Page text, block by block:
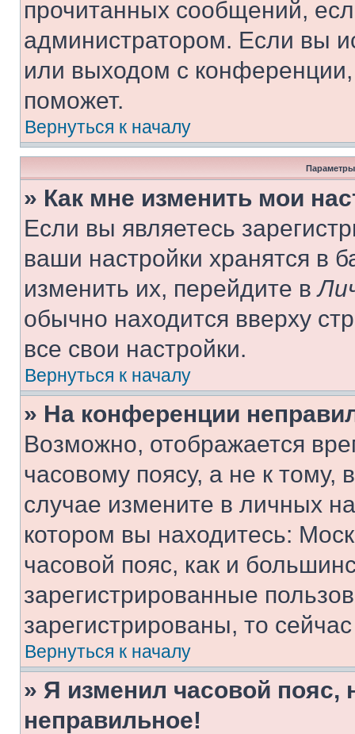
прочитанных сообщений,
администратором. Если вы
или выходом с
поможет.
Вернуться к началу
Параметры
» Как мне изменить мои
Если вы являетесь
ваши настройки хранятся в
изменить их, перейдите в
обычно находится вверху
все свои настройки.
Вернуться к началу
» На конференции
Возможно, отображается
часовому поясу, а не к тому,
случае измените в личных
котором вы находитесь:
часовой пояс, как и
зарегистрированные
зарегистрированы, то
Вернуться к началу
» Я изменил часовой пояс,
неправильное!